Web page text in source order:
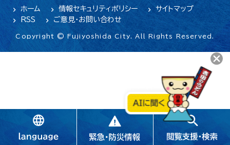
ホーム 情報セキュリティポリシー
サイトマップ
RSS
ご意見・お問い合わせ
Copyright © Fujiyoshida City. All Rights Reserved.